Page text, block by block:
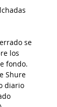
se
los
fondo.
Shure
diario